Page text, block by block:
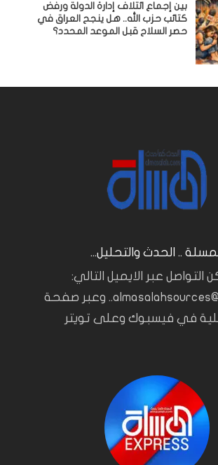
بين إجماع ائتلاف إدارة الدولة ورفض
كتائب حزب الله.. هل ينجح العراق في
حصر السلاح قبل الموعد المحدد؟
.. الحدث والتحليل...
التواصل عبر الايميل التالي:
almasalahsources@gmail.com.. وعبر صفحة
في فيسبوك وعلى تويتر